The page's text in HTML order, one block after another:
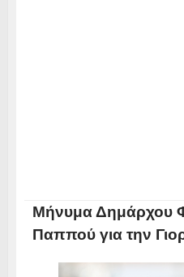
Μήνυμα Δημάρχου
Παππού για την